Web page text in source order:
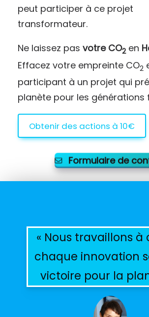
peut participer à ce projet
transformateur.
Ne laissez pas votre CO2en
Effacez votre empreinte CO2
participant à un projet qui
planète pour les générations
Obtenir des actions à 10€
Formulaire de
« Nous travaillons à
chaque innovation
victoire pour la